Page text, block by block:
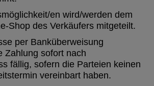
en wird/werden dem
Shop des Verkäufers mitgeteilt.
per Banküberweisung
Zahlung sofort nach
fällig, sofern die Parteien keinen
vereinbart haben.